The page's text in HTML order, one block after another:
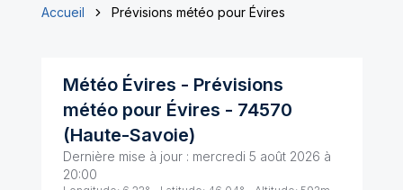
Accueil Prévisions météo pour Évires
Météo Évires - Prévisions
météo pour Évires - 74570
(Haute-Savoie)
Dernière mise à jour : mercredi 5 août 2026 à
20:00